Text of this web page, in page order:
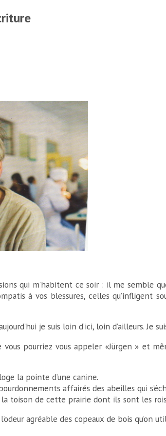
qui m’habitent ce soir : il me semble
à vos blessures, celles qu’infligent
je suis loin d’ici, loin d’ailleurs. Je
pourriez vous appeler «Jürgen » et
la pointe d’une canine.
affairés des abeilles qui
toison de cette prairie dont ils sont les
agréable des copeaux de bois qu’on